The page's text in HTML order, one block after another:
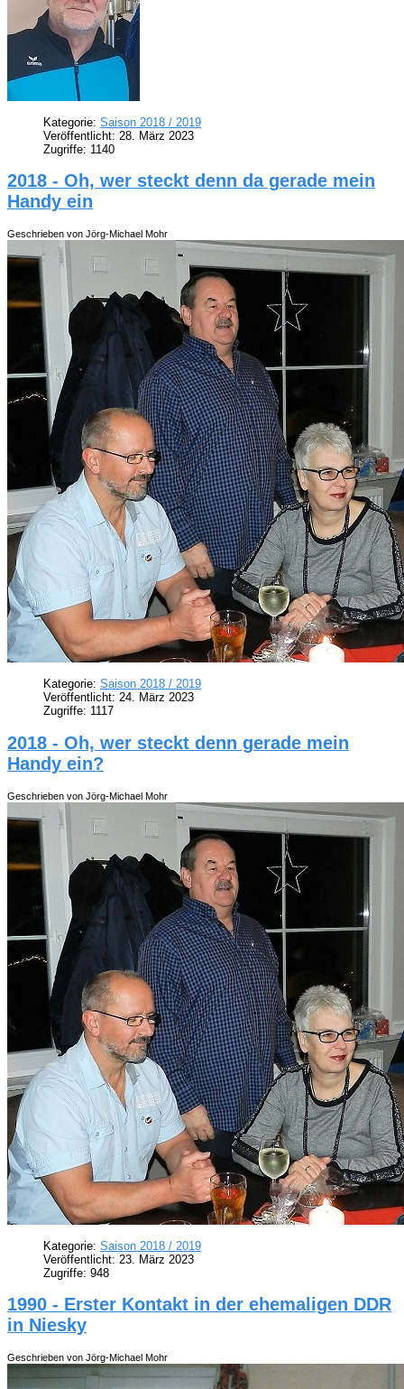
Kategorie: Saison 2018 / 2019
Veröffentlicht: 28. März 2023
Zugriffe: 1140
2018 - Oh, wer steckt denn da gerade mein
Handy ein
Geschrieben von Jörg-Michael Mohr
Kategorie: Saison 2018 / 2019
Veröffentlicht: 24. März 2023
Zugriffe: 1117
2018 - Oh, wer steckt denn gerade mein
Handy ein?
Geschrieben von Jörg-Michael Mohr
Kategorie: Saison 2018 / 2019
Veröffentlicht: 23. März 2023
Zugriffe: 948
1990 - Erster Kontakt in der ehemaligen DDR
in Niesky
Geschrieben von Jörg-Michael Mohr